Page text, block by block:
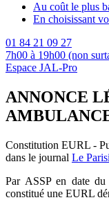
Au coût le plus
En choisissant
01 84 21 09 27
7h00 à 19h00 (non
Espace JAL-Pro
ANNONCE
Constitution EURL -
dans le journal Le
Par ASSP en date
constitué une EURL